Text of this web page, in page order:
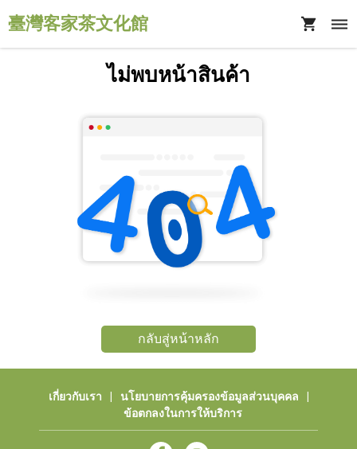
臺灣客家茶文化館
ไม่พบหน้าสินค้า
กลับสู่หน้าหลัก
เกี่ยวกับเรา นโยบายการคุ้มครองข้อมูลส่วนบุคคล
ข้อตกลงในการให้บริการ